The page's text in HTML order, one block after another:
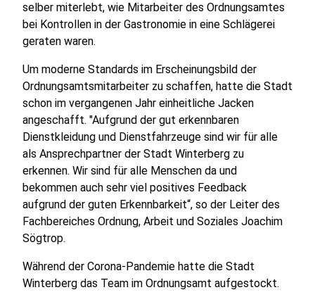
selber miterlebt, wie Mitarbeiter des Ordnungsamtes
bei Kontrollen in der Gastronomie in eine Schlägerei
geraten waren.
Um moderne Standards im Erscheinungsbild der
Ordnungsamtsmitarbeiter zu schaffen, hatte die Stadt
schon im vergangenen Jahr einheitliche Jacken
angeschafft. "Aufgrund der gut erkennbaren
Dienstkleidung und Dienstfahrzeuge sind wir für alle
als Ansprechpartner der Stadt Winterberg zu
erkennen. Wir sind für alle Menschen da und
bekommen auch sehr viel positives Feedback
aufgrund der guten Erkennbarkeit“, so der Leiter des
Fachbereiches Ordnung, Arbeit und Soziales Joachim
Sögtrop.
Während der Corona-Pandemie hatte die Stadt
Winterberg das Team im Ordnungsamt aufgestockt.